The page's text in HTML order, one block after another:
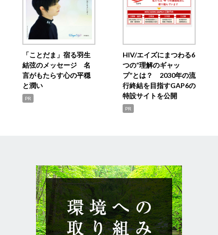
「ことだま」宿る羽生
結弦のメッセージ 名
言がもたらす心の平穏
と潤い
PR
HIV/エイズにまつわる6
つの“理解のギャッ
プ”とは？ 2030年の流
行終結を目指すGAP6の
特設サイトを公開
PR